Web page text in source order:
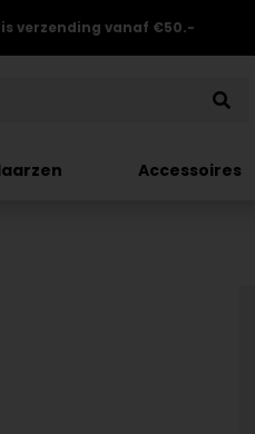
verzending vanaf €50.-
Accessoires